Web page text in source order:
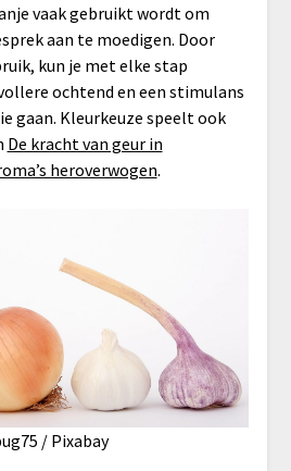
vaak gebruikt wordt om
aan te moedigen. Door
kun je met elke stap
ochtend en een stimulans
gaan. Kleurkeuze speelt ook
De kracht van geur in
heroverwogen.
/ Pixabay